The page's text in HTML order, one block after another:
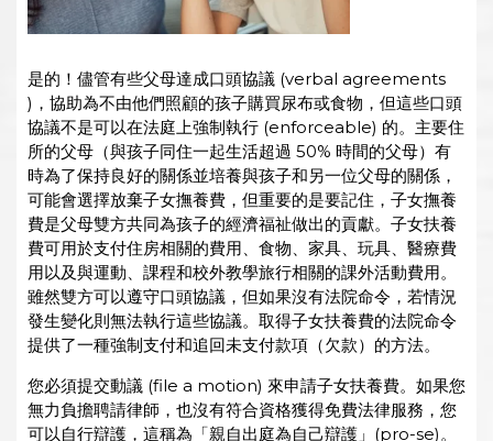
是的！儘管有些父母達成口頭協議 (verbal agreements
)，協助為不由他們照顧的孩子購買尿布或食物，但這些口頭
協議不是可以在法庭上強制執行 (enforceable) 的。主要住
所的父母（與孩子同住一起生活超過 50% 時間的父母）有
時為了保持良好的關係並培養與孩子和另一位父母的關係，
可能會選擇放棄子女撫養費，但重要的是要記住，子女撫養
費是父母雙方共同為孩子的經濟福祉做出的貢獻。子女扶養
費可用於支付住房相關的費用、食物、家具、玩具、醫療費
用以及與運動、課程和校外教學旅行相關的課外活動費用。
雖然雙方可以遵守口頭協議，但如果沒有法院命令，若情況
發生變化則無法執行這些協議。取得子女扶養費的法院命令
提供了一種強制支付和追回未支付款項（欠款）的方法。
您必須提交動議 (file a motion) 來申請子女扶養費。如果您
無力負擔聘請律師，也沒有符合資格獲得免費法律服務，您
可以自行辯護，這稱為「親自出庭為自己辯護」(pro-se)。